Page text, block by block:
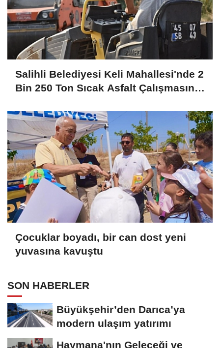
Salihli Belediyesi Keli Mahallesi'nde 2
Bin 250 Ton Sıcak Asfalt Çalışmasını
Çocuklar boyadı, bir can dost yeni
yuvasına kavuştu
SON HABERLER
Büyükşehir’den Darıca’ya
modern ulaşım yatırımı
Haymana'nın Geleceği ve